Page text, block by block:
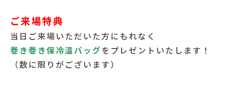
ご来場特典
当日ご来場いただいた方にもれなく
巻き巻き保冷温バッグをプレゼントいたします！
（数に限りがございます）